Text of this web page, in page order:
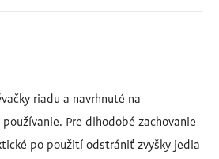
riadu a navrhnuté na
Pre dlhodobé zachovanie
po použití odstrániť zvyšky jedla